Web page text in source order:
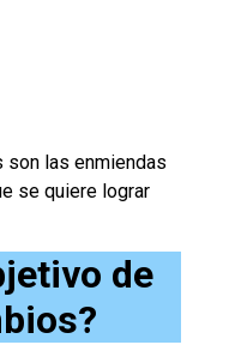
son las enmiendas
se quiere lograr
de